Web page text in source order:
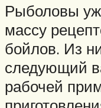
Рыболовы
массу
бойлов. Из
следующий
рабочей